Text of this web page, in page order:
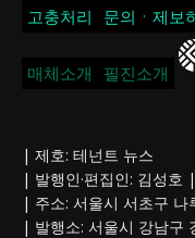
고충처리
문의ㆍ제보
매체소개 필진소개
| 제호: 테넌트 뉴스
| 발행인·편집인: 김성호
| 주소: 서울시 서초구 나
| 발행소: 서울시 강남구